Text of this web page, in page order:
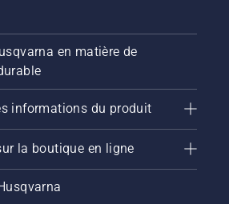
en matière de
informations du produit
la boutique en ligne